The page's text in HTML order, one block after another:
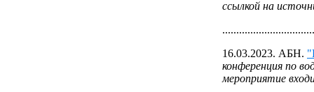
ссылкой на
16.03.2023. АБН.
конференция по
мероприятие